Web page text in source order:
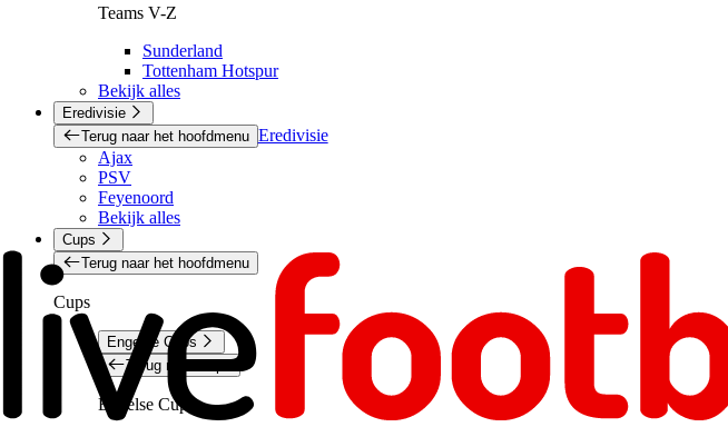
Teams V-Z
Sunderland
Tottenham Hotspur
Bekijk alles
Eredivisie
Terug naar het hoofdmenu Eredivisie
Ajax
PSV
Feyenoord
Bekijk alles
Cups
Terug naar het hoofdmenu
Cups
Engelse Cups
Terug naar Cups
Engelse Cups